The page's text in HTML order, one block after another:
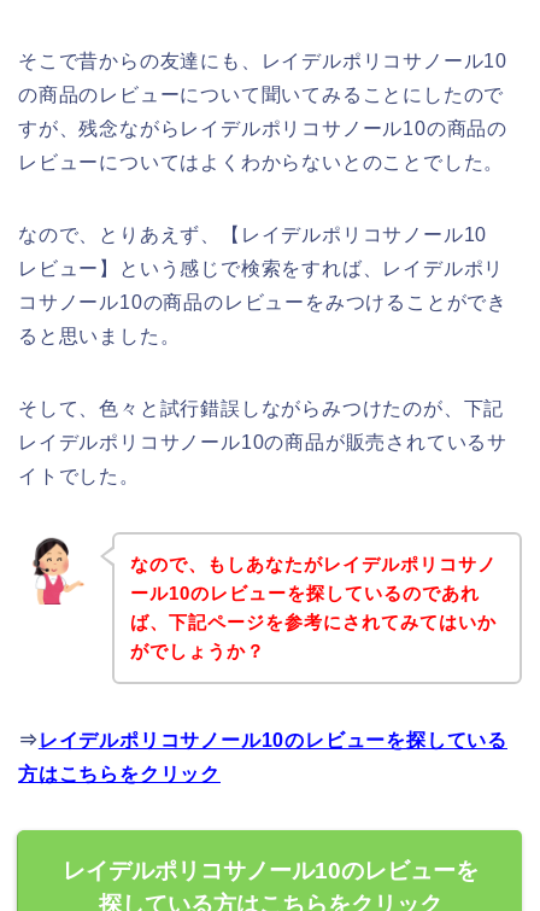
そこで昔からの友達にも、レイデルポリコサノール10
の商品のレビューについて聞いてみることにしたので
すが、残念ながらレイデルポリコサノール10の商品の
レビューについてはよくわからないとのことでした。
なので、とりあえず、【レイデルポリコサノール10
レビュー】という感じで検索をすれば、レイデルポリ
コサノール10の商品のレビューをみつけることができ
ると思いました。
そして、色々と試行錯誤しながらみつけたのが、下記
レイデルポリコサノール10の商品が販売されているサ
イトでした。
なので、もしあなたがレイデルポリコサノ
ール10のレビューを探しているのであれ
ば、下記ページを参考にされてみてはいか
がでしょうか？
⇒ レイデルポリコサノール10のレビューを探している
方はこちらをクリック
レイデルポリコサノール10のレビューを
探している方はこちらをクリック